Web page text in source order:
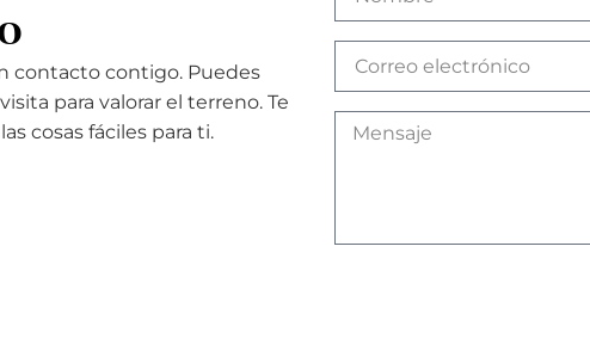
contacto contigo. Puedes
para valorar el terreno. Te
cosas fáciles para ti.